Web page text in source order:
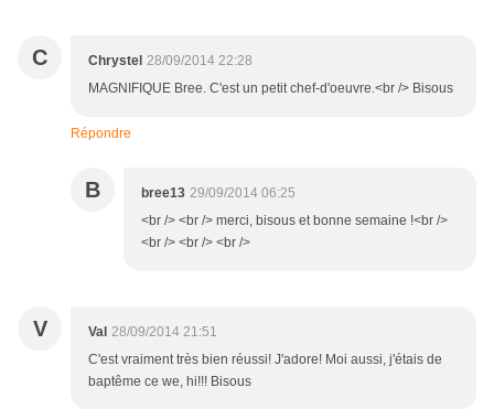
C Chrystel 28/09/2014 22:28
MAGNIFIQUE Bree. C'est un petit chef-d'oeuvre.<br /> Bisous
Répondre
B bree13 29/09/2014 06:25
<br /> <br /> merci, bisous et bonne semaine !<br />
<br /> <br /> <br />
V Val 28/09/2014 21:51
C'est vraiment très bien réussi! J'adore! Moi aussi, j'étais de
baptême ce we, hi!!! Bisous